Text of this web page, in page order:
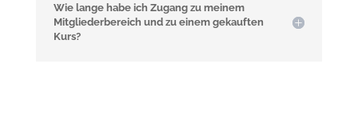
Wie lange habe ich Zugang zu meinem
Mitgliederbereich und zu einem gekauften
Kurs?